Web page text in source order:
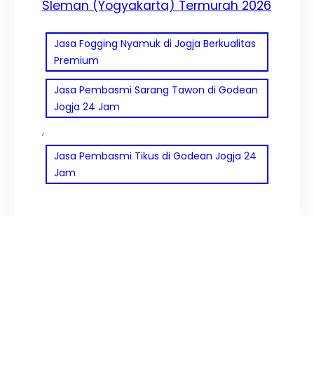
Sleman (Yogyakarta) Termurah 2026
Jasa Fogging Nyamuk di Jogja Berkualitas
Premium
Jasa Pembasmi Sarang Tawon di Godean
Jogja 24 Jam
,
Jasa Pembasmi Tikus di Godean Jogja 24
Jam